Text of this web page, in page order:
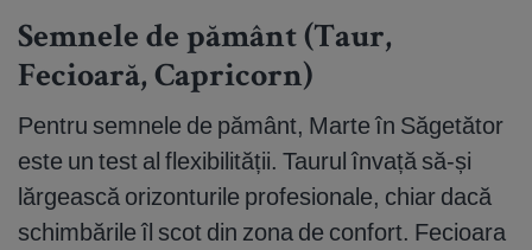
Semnele de pământ (Taur,
Fecioară, Capricorn)
Pentru semnele de pământ, Marte în Săgetător
este un test al flexibilității. Taurul învață să-și
lărgească orizonturile profesionale, chiar dacă
schimbările îl scot din zona de confort. Fecioara